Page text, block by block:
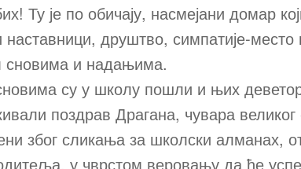
Ту је по обичају, насмејани домар
друштво, симпатије-место
сновима и надањима.
су у школу пошли и њих
поздрав Драгана, чувара великог
због сликања за школски алманах,
у чврстом веровању да ће